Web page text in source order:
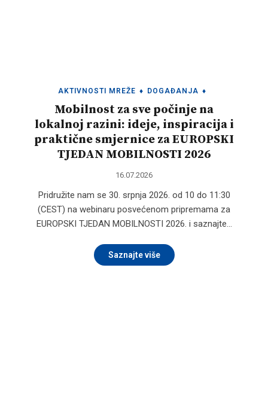
AKTIVNOSTI MREŽE ♦ DOGAĐANJA ♦
Mobilnost za sve počinje na
lokalnoj razini: ideje, inspiracija i
praktične smjernice za EUROPSKI
TJEDAN MOBILNOSTI 2026
16.07.2026
Pridružite nam se 30. srpnja 2026. od 10 do 11:30
(CEST) na webinaru posvećenom pripremama za
EUROPSKI TJEDAN MOBILNOSTI 2026. i saznajte…
Saznajte više